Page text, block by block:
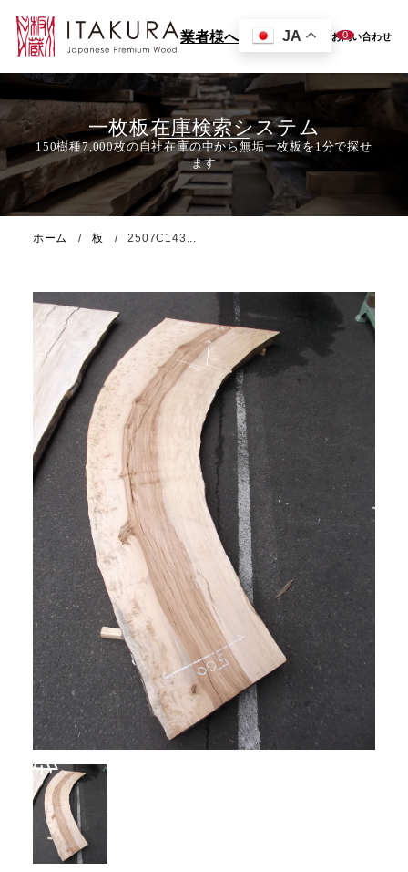
業者様へ JA 0
お問い合わせ
一枚板在庫検索システム
ホーム 板 2507C143...